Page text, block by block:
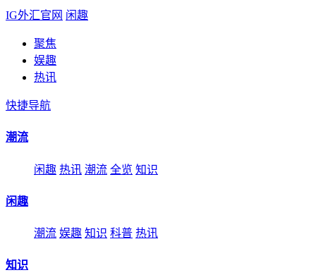
IG外汇官网 闲趣
聚焦
娱趣
热讯
快捷导航
潮流
闲趣 热讯 潮流 全览 知识
闲趣
潮流 娱趣 知识 科普 热讯
知识